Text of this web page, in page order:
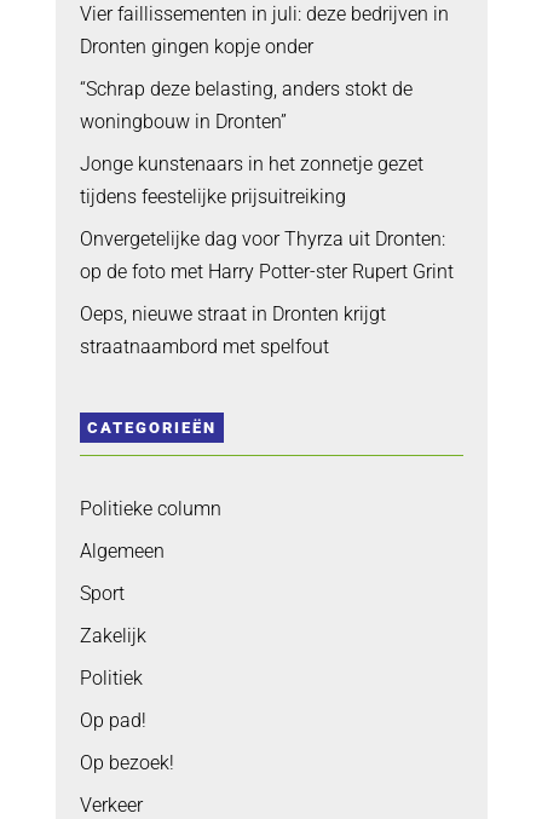
Vier faillissementen in juli: deze bedrijven in
Dronten gingen kopje onder
“Schrap deze belasting, anders stokt de
woningbouw in Dronten”
Jonge kunstenaars in het zonnetje gezet
tijdens feestelijke prijsuitreiking
Onvergetelijke dag voor Thyrza uit Dronten:
op de foto met Harry Potter-ster Rupert Grint
Oeps, nieuwe straat in Dronten krijgt
straatnaambord met spelfout
CATEGORIEËN
Politieke column
Algemeen
Sport
Zakelijk
Politiek
Op pad!
Op bezoek!
Verkeer